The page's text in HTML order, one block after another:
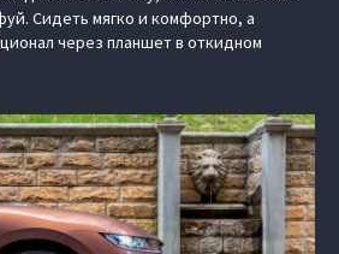
Сидеть мягко и комфортно, а
через планшет в откидном